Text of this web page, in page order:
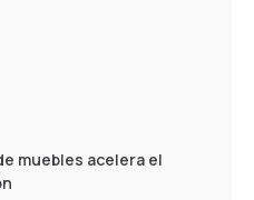
muebles acelera el